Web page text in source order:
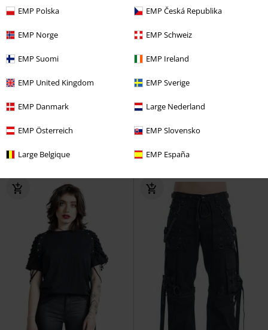
EMP Polska EMP Česká Republika
EMP Norge EMP Schweiz
EMP Suomi EMP Ireland
EMP United Kingdom EMP Sverige
EMP Danmark Large Nederland
EMP Österreich EMP Slovensko
Large Belgique EMP España
% Grandes tailles disponibles
À partir de € 30,39
Bermuda Vintage
+4
-16 %
Exclusivité
PVC
À partir de € 37,39
Grace - Jean Noir À Revers